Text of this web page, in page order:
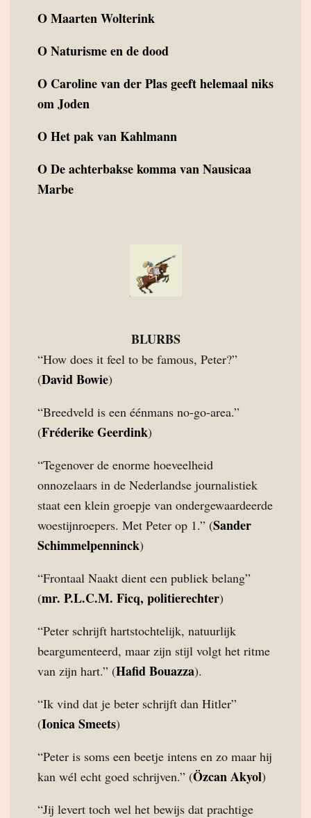
OMaarten Wolterink
ONaturisme en de dood
O Caroline van der Plas geeft helemaal niks
om Joden
OHet pak van Kahlmann
ODe achterbakse komma van Nausicaa
Marbe
BLURBS
“How does it feel to be famous, Peter?”
(David Bowie)
“Breedveld is een éénmans no-go-area.”
(Fréderike Geerdink)
“Tegenover de enorme hoeveelheid
onnozelaars in de Nederlandse journalistiek
staat een klein groepje van ondergewaardeerde
woestijnroepers. Met Peter op 1.” (Sander
Schimmelpenninck)
“Frontaal Naakt dient een publiek belang”
(mr. P.L.C.M. Ficq, politierechter)
“Peter schrijft hartstochtelijk, natuurlijk
beargumenteerd, maar zijn stijl volgt het ritme
van zijn hart.” (Hafid Bouazza).
“Ik vind dat je beter schrijft dan Hitler”
(Ionica Smeets)
“Peter is soms een beetje intens en zo maar hij
kan wél echt goed schrijven.” (Özcan Akyol)
“Jij levert toch wel het bewijs dat prachtige